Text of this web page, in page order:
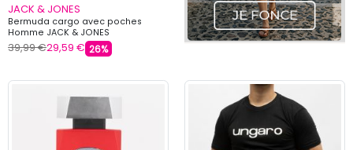
JACK & JONES
Bermuda cargo avec poches
Homme JACK & JONES
39,99 €29,59 € 26%